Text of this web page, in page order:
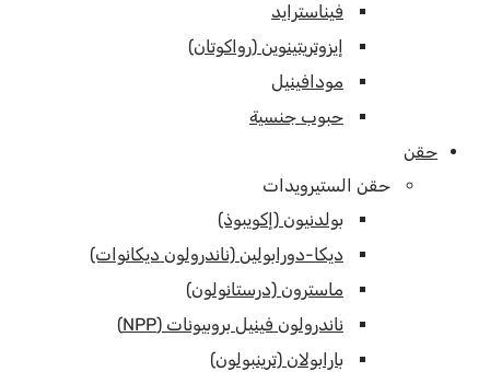
فيناسترايد
إيزوتريتينوين (رواكوتان)
مودافينيل
حبوب جنسية
حقن
حقن الستيرويدات
بولدنيون (إكويبوذ)
ديكا-دورابولين (ناندرولون ديكانوات)
ماسترون (درستانولون)
ناندرولون فينيل بروبيونات (NPP)
بارابولان (ترينبولون)